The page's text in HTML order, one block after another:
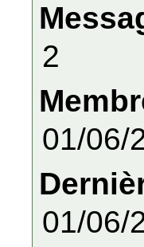
2
01/06/
01/06/